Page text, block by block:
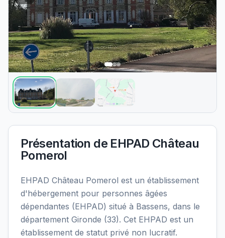
Présentation de EHPAD Château
Pomerol
EHPAD Château Pomerol est un établissement
d'hébergement pour personnes âgées
dépendantes (EHPAD) situé à Bassens, dans le
département Gironde (33). Cet EHPAD est un
établissement de statut privé non lucratif.